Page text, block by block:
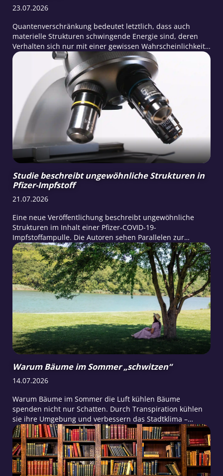
23.07.2026
Quantenverschränkung bedeutet letztlich, dass auch
materielle Strukturen schwingende Energie sind, deren
Verhalten sich nur mit einer gewissen Wahrscheinlichkeit
vorhersagen lässt. Ihre Messung war bisher nur in
isolierten Laborsystemen mit wenigen Teilchen möglich.
Studie beschreibt ungewöhnliche Strukturen in
Pfizer-Impfstoff
21.07.2026
Eine neue Veröffentlichung beschreibt ungewöhnliche
Strukturen im Inhalt einer Pfizer-COVID-19-
Impfstoffampulle. Die Autoren sehen Parallelen zur
synthetischen Biologie und fordern weitere
Untersuchungen. Ihre Interpretation wird voraussichtlich
kontrovers diskutiert.
Warum Bäume im Sommer „schwitzen“
14.07.2026
Warum Bäume im Sommer die Luft kühlen Bäume
spenden nicht nur Schatten. Durch Transpiration kühlen
sie ihre Umgebung und verbessern das Stadtklima –
besonders an heißen Sommertagen.